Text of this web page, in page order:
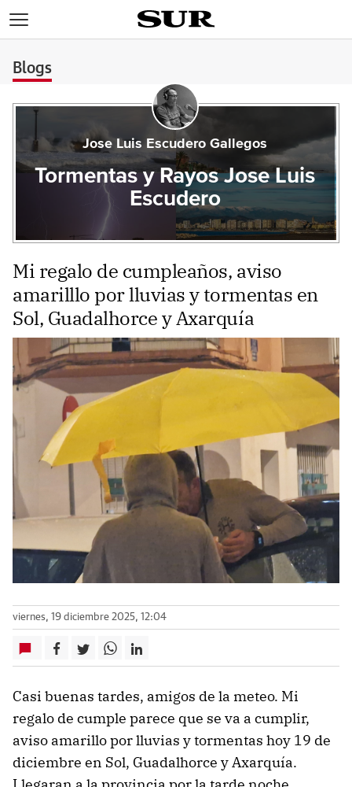
Blogs
Jose Luis Escudero Gallegos
Tormentas y Rayos Jose Luis
Escudero
Mi regalo de cumpleaños, aviso
amarilllo por lluvias y tormentas en
Sol, Guadalhorce y Axarquía
viernes, 19 diciembre 2025, 12:04
Casi buenas tardes, amigos de la meteo. Mi
regalo de cumple parece que se va a cumplir,
aviso amarillo por lluvias y tormentas hoy 19 de
diciembre en Sol, Guadalhorce y Axarquía.